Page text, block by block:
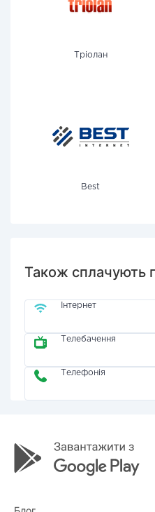
Тріолан
Best
Також сплачують
Інтернет
Телебачення
Телефонія